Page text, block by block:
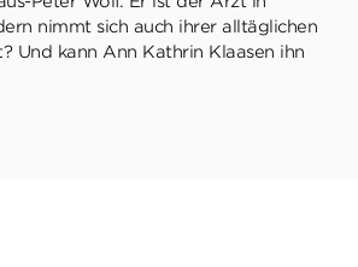
nimmt sich auch ihrer alltäglichen
Und kann Ann Kathrin Klaasen ihn